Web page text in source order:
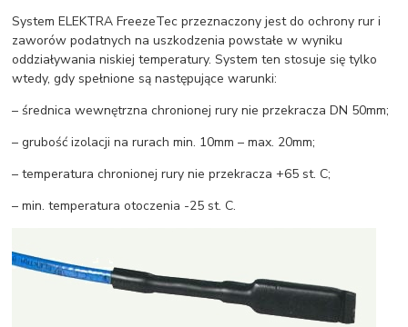
System ELEKTRA FreezeTec przeznaczony jest do ochrony rur i
zaworów podatnych na uszkodzenia powstałe w wyniku
oddziaływania niskiej temperatury. System ten stosuje się tylko
wtedy, gdy spełnione są następujące warunki:
– średnica wewnętrzna chronionej rury nie przekracza DN 50mm;
– grubość izolacji na rurach min. 10mm – max. 20mm;
– temperatura chronionej rury nie przekracza +65 st. C;
– min. temperatura otoczenia -25 st. C.